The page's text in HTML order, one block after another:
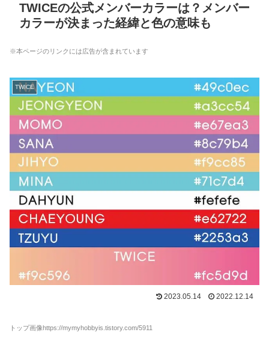
TWICEの公式メンバーカラーは？メンバー
カラーが決まった経緯と色の意味も
※本ページのリンクには広告が含まれています
TWICE
2023.05.14 2022.12.14
トップ画像https://mymyhobbyis.tistory.com/5911